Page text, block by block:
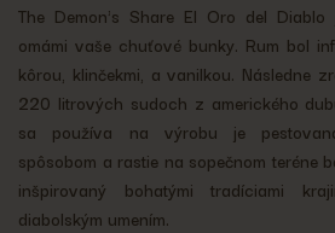
The Demon's Share El Oro del
omámi vaše chuťové bunky. Rum bol
kôrou, klinčekmi, a vanilkou. Následne
220 litrových sudoch z amerického
sa používa na výrobu je
spôsobom a rastie na sopečnom teréne
inšpirovaný bohatými tradíciami
diabolským umením.